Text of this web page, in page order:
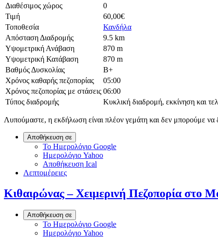
Διαθέσιμος χώρος
0
Τιμή
60,00€
Τοποθεσία
Κανδήλα
Απόσταση Διαδρομής
9.5 km
Υψομετρική Ανάβαση
870 m
Υψομετρική Κατάβαση
870 m
Βαθμός Δυσκολίας
Β+
Χρόνος καθαρής πεζοπορίας
05:00
Χρόνος πεζοπορίας με στάσεις 06:00
Τύπος διαδρομής
Κυκλική διαδρομή, εκκίνηση και
Λυπούμαστε, η εκδήλωση είναι πλέον γεμάτη και δεν μπορούμε να
Αποθήκευση σε
Το Ημερολόγιο Google
Ημερολόγιο Yahoo
Αποθήκευση Ical
Λεπτομέρειες
Κιθαιρώνας – Χειμερινή Πεζοπορία στο
Αποθήκευση σε
Το Ημερολόγιο Google
Ημερολόγιο Yahoo